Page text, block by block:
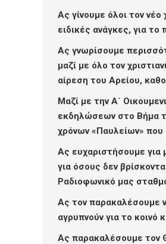
Ας γίνουμε όλοι τον
ειδικές ανάγκες, για
Ας γνωρίσουμε
μαζί με όλο τον
αίρεση του Αρείου,
Μαζί με την Α´
εκδηλώσεων στο Βήμα
χρόνων «Παυλείων»
Ας ευχαριστήσουμε για
για όσους δεν
Ραδιοφωνικό μας
Ας τον παρακαλέσουμε
αγρυπνούν για το
Ας παρακαλέσουμε τον